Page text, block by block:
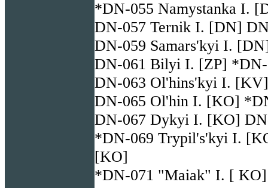
*DN-055 Namystanka I.
DN-057 Ternik I. [DN]
DN-059 Samars'kyi I.
DN-061 Bilyi I. [ZP]
DN-063 Ol'hins'kyi I.
DN-065 Ol'hin I. [KO]
DN-067 Dykyi I. [KO]
*DN-069 Trypil's'kyi I.
[KO]
*DN-071 "Maiak" I. [